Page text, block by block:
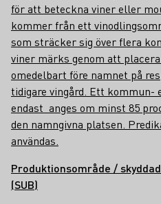
för att beteckna viner eller
kommer från ett
som sträcker sig över flera
viner märks genom att
omedelbart före namnet på
tidigare vingård. Ett
endast anges om minst 85
den namngivna platsen.
användas.
Produktionsområde /
(SUB)